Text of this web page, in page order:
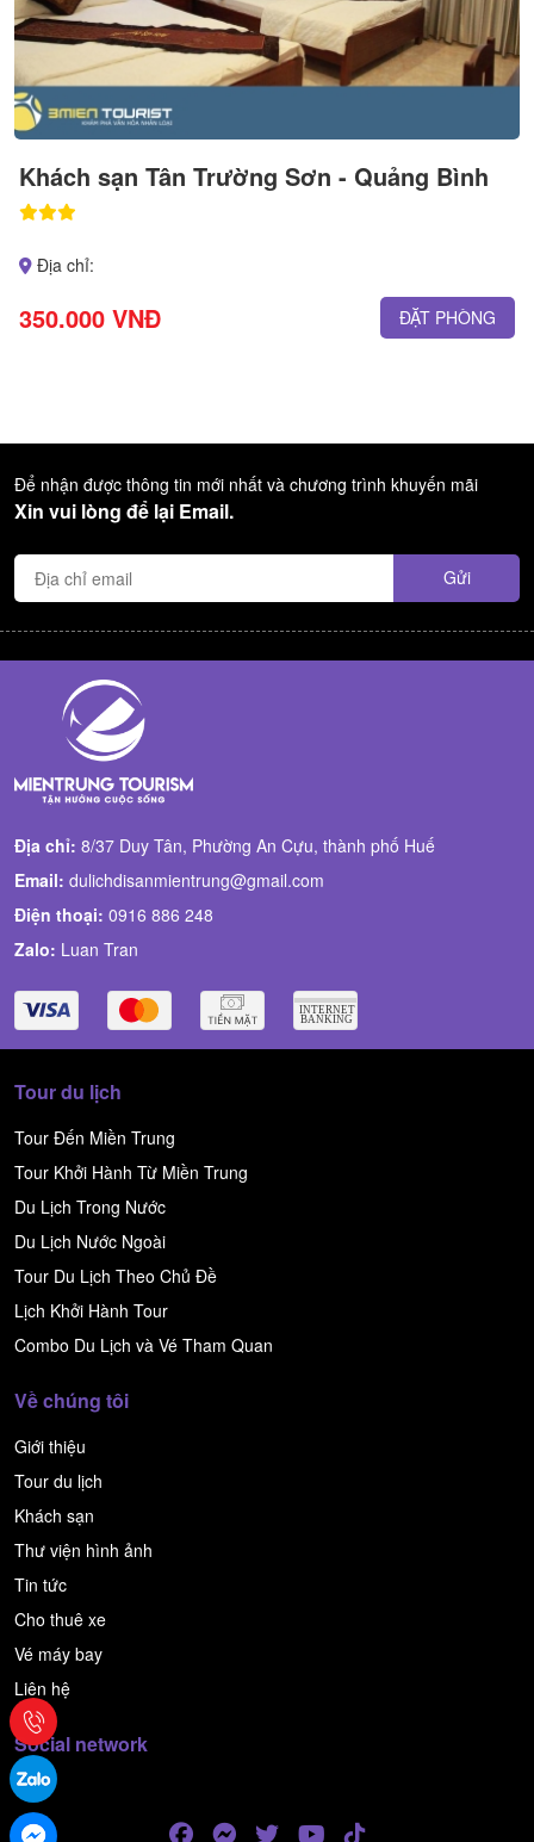
Khách sạn Tân Trường Sơn - Quảng Bình
Địa chỉ:
350.000 VNĐ ĐẶT PHÒNG
Để nhận được thông tin mới nhất và chương trình khuyến mãi
Xin vui lòng để lại Email.
Địa chỉ: 8/37 Duy Tân, Phường An Cựu, thành phố Huế
Email: dulichdisanmientrung@gmail.com
Điện thoại: 0916 886 248
Zalo: Luan Tran
Tour du lịch
Tour Đến Miền Trung
Tour Khởi Hành Từ Miền Trung
Du Lịch Trong Nước
Du Lịch Nước Ngoài
Tour Du Lịch Theo Chủ Đề
Lịch Khởi Hành Tour
Combo Du Lịch và Vé Tham Quan
Về chúng tôi
Giới thiệu
Tour du lịch
Khách sạn
Thư viện hình ảnh
Tin tức
Cho thuê xe
Vé máy bay
Liên hệ
Social network